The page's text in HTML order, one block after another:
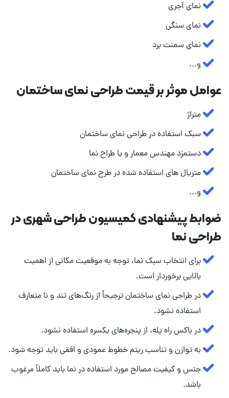
نمای آجری
نمای سنگی
نمای سمنت برد
و...
عوامل موثر بر قیمت طراحی نمای ساختمان
متراژ
سبک استفاده در طراحی نمای ساختمان
دستمزد مهندس معمار و یا طراح نما
متریال های استفاده شده در طرح نمای ساختمان
و...
ضوابط پیشنهادی کمیسیون طراحی شهری در
طراحی نما
برای انتخاب سبک نما، توجه به موقعیت مکانی از اهمیت
بالایی برخوردار است.
در طراحی نمای ساختمان ترجیحاً از رنگ‌های تند و نا متعارف
استفاده نشود.
در باکس راه پله، از پنجره‌های یکسره استفاده نشود.
به توازن و تناسب ریتم خطوط عمودی و افقی باید توجه شود.
جنس و کیفیت مصالح مورد استفاده در نما باید کاملاً مرغوب
باشد.